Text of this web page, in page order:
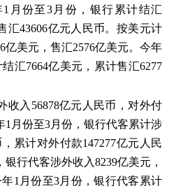
1月份至3月份，银行累计结汇
汇43606亿元人民币。按美元计
亿美元，售汇2576亿美元。今年
汇7664亿美元，累计售汇6277
收入56878亿元人民币，对外付
1月份至3月份，银行代客累计涉
累计对外付款147277亿元人民
行代客涉外收入8239亿美元，
1月份至3月份，银行代客累计